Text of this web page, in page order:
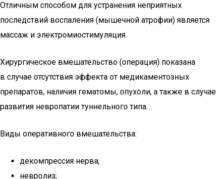
Отличным способом для устранения неприятных
последствий воспаления (мышечной атрофии) является
массаж и электромиостимуляция.
Хирургическое вмешательство (операция) показана
в случае отсутствия эффекта от медикаментозных
препаратов, наличия гематомы, опухоли, а также в случае
развития невропатии туннельного типа.
Виды оперативного вмешательства:
декомпрессия нерва;
невролиз;